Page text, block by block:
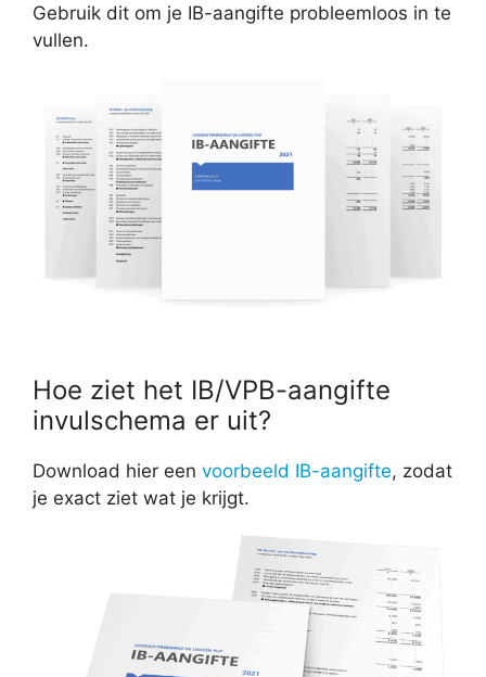
Gebruik dit om je IB-aangifte probleemloos in te
vullen.
Hoe ziet het IB/VPB-aangifte
invulschema er uit?
Download hier een voorbeeld IB-aangifte, zodat
je exact ziet wat je krijgt.